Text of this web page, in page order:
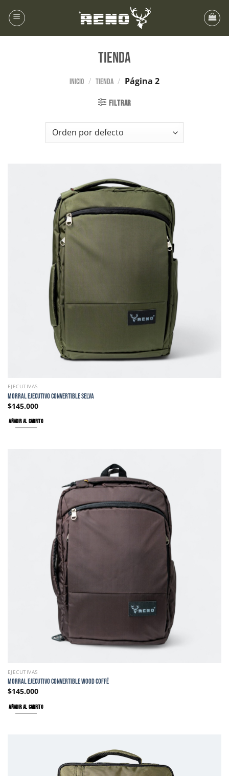
Tienda
Inicio / Tienda / Página 2
FILTRAR
EJECUTIVAS
MORRAL EJECUTIVO CONVERTIBLE SELVA
$145.000
AÑADIR AL CARRITO
EJECUTIVAS
MORRAL EJECUTIVO CONVERTIBLE WOOD COFFÉ
$145.000
AÑADIR AL CARRITO